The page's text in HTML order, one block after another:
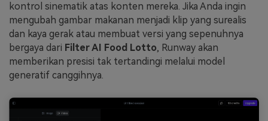
kontrol sinematik atas konten mereka. Jika Anda ingin
mengubah gambar makanan menjadi klip yang surealis
dan kaya gerak atau membuat versi yang sepenuhnya
bergaya dari Filter AI Food Lotto, Runway akan
memberikan presisi tak tertandingi melalui model
generatif canggihnya.